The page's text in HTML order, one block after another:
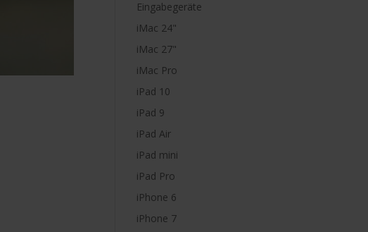
Eingabegeräte
iMac 24"
iMac 27"
iMac Pro
iPad 10
iPad 9
iPad Air
iPad mini
iPad Pro
iPhone 6
iPhone 7